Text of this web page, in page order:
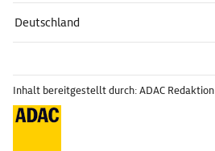
Deutschland
Inhalt bereitgestellt durch: ADAC Redaktion